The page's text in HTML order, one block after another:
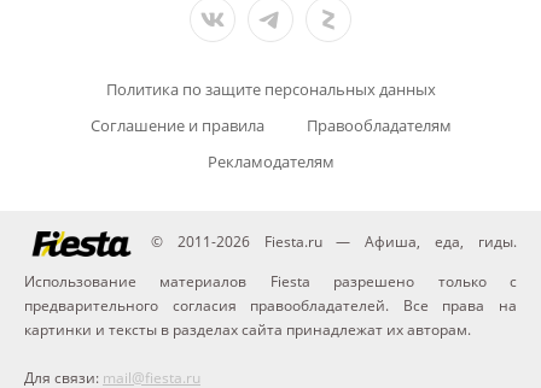
Политика по защите персональных данных
Соглашение и правила
Правообладателям
Рекламодателям
© 2011-2026 Fiesta.ru — Афиша, еда, гиды.
Использование материалов Fiesta разрешено только с
предварительного согласия правообладателей. Все права на
картинки и тексты в разделах сайта принадлежат их авторам.
Для связи: mail@fiesta.ru